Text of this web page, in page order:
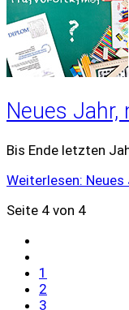
Neues Jahr,
Bis Ende letzten
Weiterlesen: Neues
Seite 4 von 4
1
2
3